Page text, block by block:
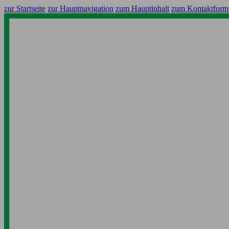
zur Startseite zur Hauptnavigation zum Hauptinhalt zum